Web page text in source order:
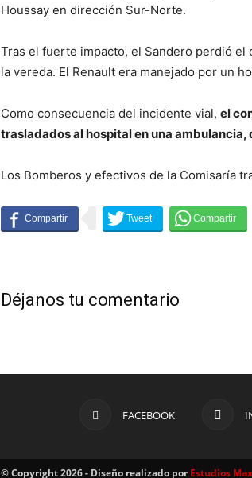
Houssay en dirección Sur-Norte.
Tras el fuerte impacto, el Sandero perdió
la vereda. El Renault era manejado por un
Como consecuencia del incidente vial, el
trasladados al hospital en una ambulancia,
Los Bomberos y efectivos de la Comisaría
Déjanos tu comentario
FACEBOOK
© Copyright 2026 - Diseño realizado porEstudios Max